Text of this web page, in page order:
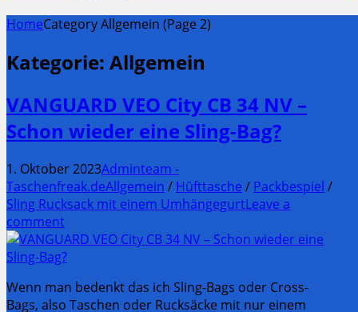
HomeCategory Allgemein (Page 2)
Kategorie: Allgemein
VANGUARD VEO City CB 34 NV –
Schon wieder eine Sling-Bag?
1. Oktober 2023Adminteam -
Taschenfreak.deAllgemein / Hüfttasche / Packbespiel /
Sling Rucksack mit einem UmhängegurtLeave a
comment
Wenn man bedenkt das ich Sling-Bags oder Cross-
Bags, also Taschen oder Rucksäcke mit nur einem